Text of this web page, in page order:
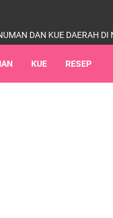
DAN KUE DAERAH DI
KUE RESEP